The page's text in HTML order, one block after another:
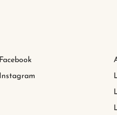
Facebook
Instagram